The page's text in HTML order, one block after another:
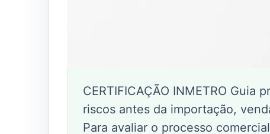
CERTIFICAÇÃO INMETRO
riscos antes da importação,
Para avaliar o processo